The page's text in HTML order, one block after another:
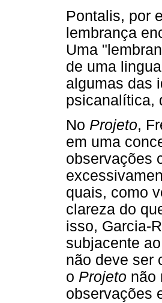
Pontalis, por
lembrança
Uma
de uma
algumas das
psicanalítica,
No Projeto,
em uma
observações
quais, como
clareza do
isso, Garcia-
subjacente ao
não deve ser
o Projeto não
observações